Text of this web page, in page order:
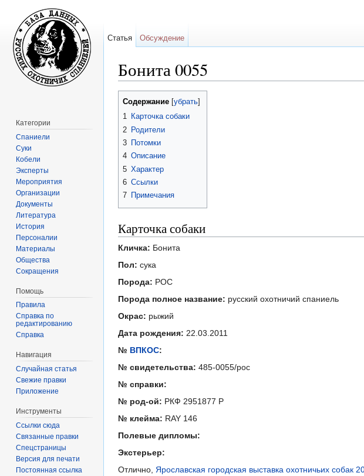
Бонита 0055
Содержание убрать
1 Карточка собаки
2 Родители
3 Потомки
4 Описание
5 Характер
6 Ссылки
7 Примечания
Карточка собаки
Кличка: Бонита
Пол: сука
Порода: РОС
Порода полное название: русский охотничий спаниель
Окрас: рыжий
Дата рождения: 22.03.2011
№ ВПКОС:
№ свидетельства: 485-0055/рос
№ справки:
№ род-ой: РКФ 2951877 Р
№ клейма: RAY 146
Полевые дипломы:
Экстерьер:
Отлично, Ярославская городская выставка охотничьих собак
Статья Обсуждение
Категории
Спаниели
Суки
Кобели
Эксперты
Мероприятия
Организации
Документы
Литература
История
Персоналии
Материалы
Общества
Сокращения
Помощь
Правила
Справка по
редактированию
Справка
Навигация
Случайная статья
Свежие правки
Приложение
Инструменты
Ссылки сюда
Связанные правки
Спецстраницы
Версия для печати
Постоянная ссылка